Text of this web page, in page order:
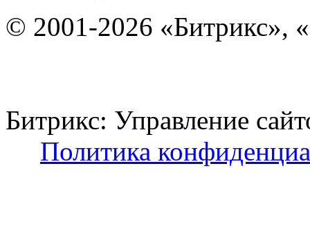
© 2001-2026 «Битрикс»,
Битрикс: Управление
Политика